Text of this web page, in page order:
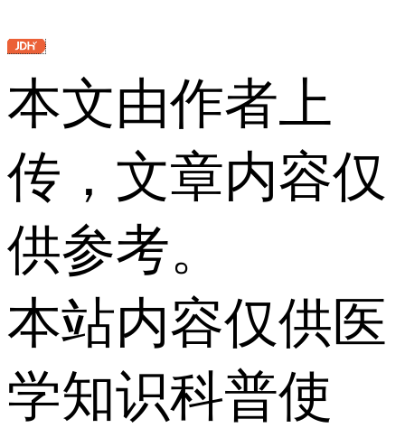
本文由作者上
传，文章内容仅
供参考。
本站内容仅供医
学知识科普使